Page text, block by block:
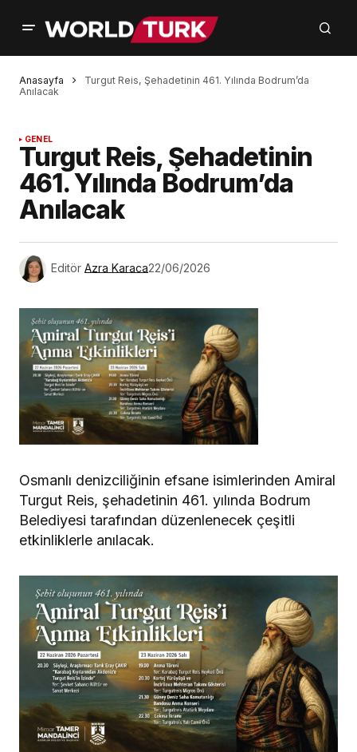
Anasayfa
Turgut Reis, Şehadetinin 461. Yılında Bodrum’da
Anılacak
GENEL
Turgut Reis, Şehadetinin
461. Yılında Bodrum’da
Anılacak
Editör Azra Karaca22/06/2026
Osmanlı denizciliğinin efsane isimlerinden Amiral
Turgut Reis, şehadetinin 461. yılında Bodrum
Belediyesi tarafından düzenlenecek çeşitli
etkinliklerle anılacak.